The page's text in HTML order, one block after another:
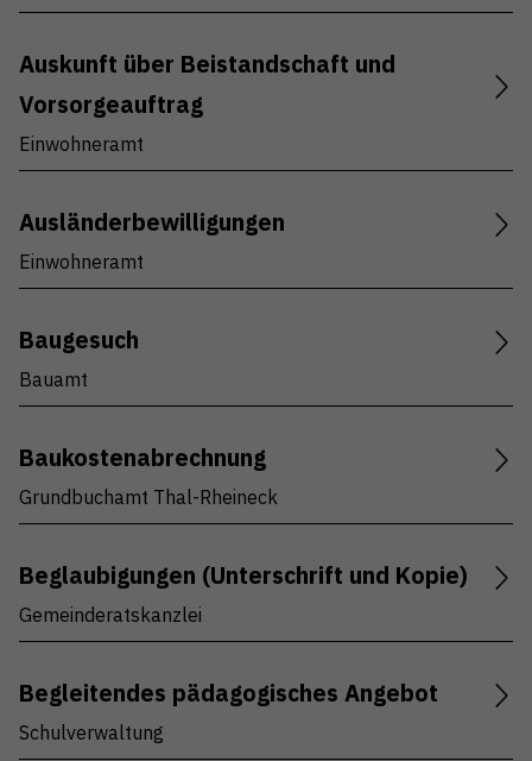
Auskunft über Beistandschaft und
Vorsorgeauftrag
Einwohneramt
Ausländerbewilligungen
Einwohneramt
Baugesuch
Bauamt
Baukostenabrechnung
Grundbuchamt Thal-Rheineck
Beglaubigungen (Unterschrift und Kopie)
Gemeinderatskanzlei
Begleitendes pädagogisches Angebot
Schulverwaltung